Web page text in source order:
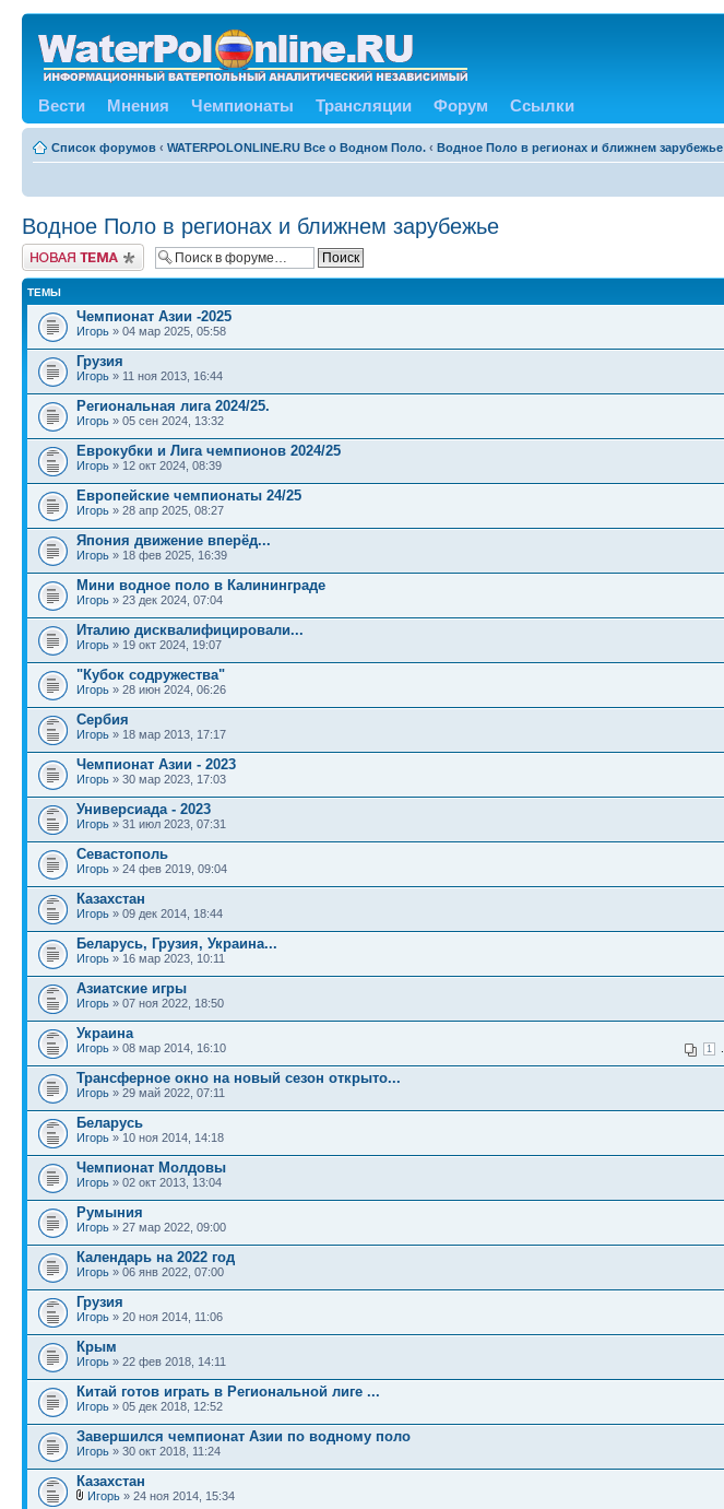
Вести Мнения Чемпионаты Трансляции Форум Ссылки
Список форумов ‹ WATERPOLONLINE.RU Все о Водном Поло. ‹ Водное Поло в регионах и ближнем зарубежье
Водное Поло в регионах и ближнем зарубежье
Новая тема
ТЕМЫ
Чемпионат Азии -2025
Игорь » 04 мар 2025, 05:58
Грузия
Игорь » 11 ноя 2013, 16:44
Региональная лига 2024/25.
Игорь » 05 сен 2024, 13:32
Еврокубки и Лига чемпионов 2024/25
Игорь » 12 окт 2024, 08:39
Европейские чемпионаты 24/25
Игорь » 28 апр 2025, 08:27
Япония движение вперёд...
Игорь » 18 фев 2025, 16:39
Мини водное поло в Калининграде
Игорь » 23 дек 2024, 07:04
Италию дисквалифицировали...
Игорь » 19 окт 2024, 19:07
"Кубок содружества"
Игорь » 28 июн 2024, 06:26
Сербия
Игорь » 18 мар 2013, 17:17
Чемпионат Азии - 2023
Игорь » 30 мар 2023, 17:03
Универсиада - 2023
Игорь » 31 июл 2023, 07:31
Севастополь
Игорь » 24 фев 2019, 09:04
Казахстан
Игорь » 09 дек 2014, 18:44
Беларусь, Грузия, Украина...
Игорь » 16 мар 2023, 10:11
Азиатские игры
Игорь » 07 ноя 2022, 18:50
Украина
1
Игорь » 08 мар 2014, 16:10
Трансферное окно на новый сезон открыто...
Игорь » 29 май 2022, 07:11
Беларусь
Игорь » 10 ноя 2014, 14:18
Чемпионат Молдовы
Игорь » 02 окт 2013, 13:04
Румыния
Игорь » 27 мар 2022, 09:00
Календарь на 2022 год
Игорь » 06 янв 2022, 07:00
Грузия
Игорь » 20 ноя 2014, 11:06
Крым
Игорь » 22 фев 2018, 14:11
Китай готов играть в Региональной лиге ...
Игорь » 05 дек 2018, 12:52
Завершился чемпионат Азии по водному поло
Игорь » 30 окт 2018, 11:24
Казахстан
Игорь » 24 ноя 2014, 15:34